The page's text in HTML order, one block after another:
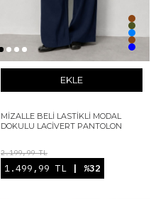
EKLE
MIZALLE BELI LASTIKLI MODAL
DOKULU LACIVERT PANTOLON
2.199,99 TL
1.499,99 TL | %32